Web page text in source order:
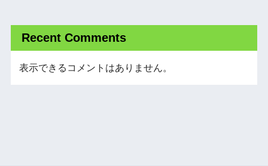
Recent Comments
表示できるコメントはありません。